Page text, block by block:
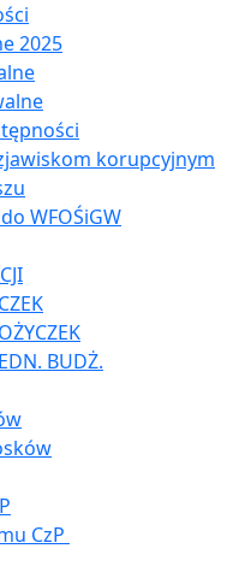
2025
korupcyjnym
WFOŚiGW
BUDŻ.
CzP